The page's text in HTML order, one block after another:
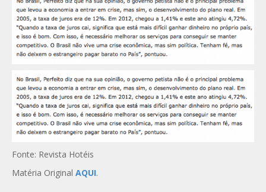
Fonte: Revista Hotéis
Matéria Original AQUI.